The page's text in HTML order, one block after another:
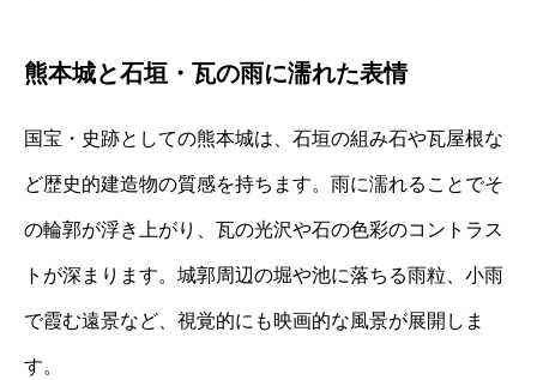
熊本城と石垣・瓦の雨に濡れた表情
国宝・史跡としての熊本城は、石垣の組み石や瓦屋根な
ど歴史的建造物の質感を持ちます。雨に濡れることでそ
の輪郭が浮き上がり、瓦の光沢や石の色彩のコントラス
トが深まります。城郭周辺の堀や池に落ちる雨粒、小雨
で霞む遠景など、視覚的にも映画的な風景が展開しま
す。